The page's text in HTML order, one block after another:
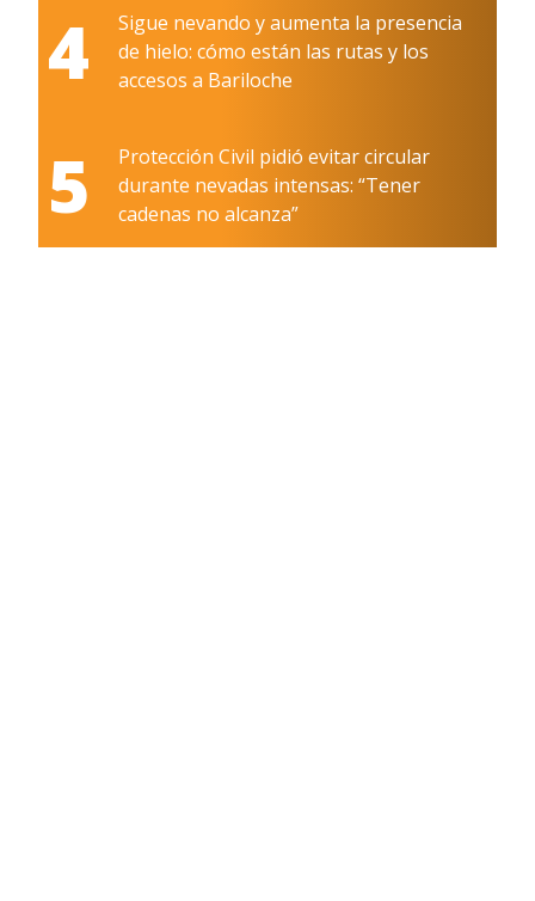
4
Sigue nevando y aumenta la presencia
de hielo: cómo están las rutas y los
accesos a Bariloche
5
Protección Civil pidió evitar circular
durante nevadas intensas: “Tener
cadenas no alcanza”